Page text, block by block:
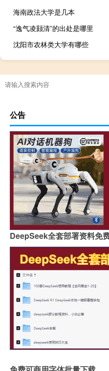
海南政法大学是几本
“逸气凌颢清”的出处是哪里
沈阳市农林类大学有哪些
公告
DeepSeek全套部署资料免